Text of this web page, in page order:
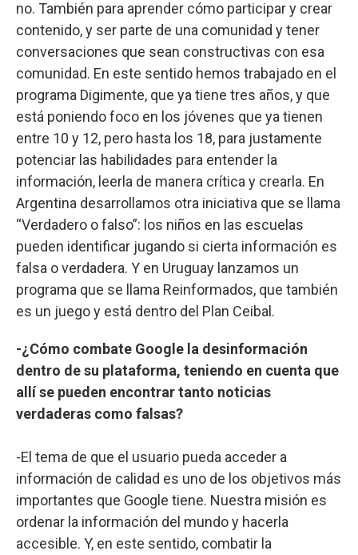
no. También para aprender cómo participar y crear
contenido, y ser parte de una comunidad y tener
conversaciones que sean constructivas con esa
comunidad. En este sentido hemos trabajado en el
programa Digimente, que ya tiene tres años, y que
está poniendo foco en los jóvenes que ya tienen
entre 10 y 12, pero hasta los 18, para justamente
potenciar las habilidades para entender la
información, leerla de manera crítica y crearla. En
Argentina desarrollamos otra iniciativa que se llama
“Verdadero o falso”: los niños en las escuelas
pueden identificar jugando si cierta información es
falsa o verdadera. Y en Uruguay lanzamos un
programa que se llama Reinformados, que también
es un juego y está dentro del Plan Ceibal.
-¿Cómo combate Google la desinformación
dentro de su plataforma, teniendo en cuenta que
allí se pueden encontrar tanto noticias
verdaderas como falsas?
-El tema de que el usuario pueda acceder a
información de calidad es uno de los objetivos más
importantes que Google tiene. Nuestra misión es
ordenar la información del mundo y hacerla
accesible. Y, en este sentido, combatir la